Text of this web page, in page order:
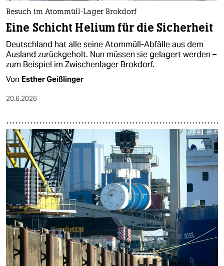
Besuch im Atommüll-Lager Brokdorf
Eine Schicht Helium für die Sicherheit
Deutschland hat alle seine Atommüll-Abfälle aus dem
Ausland zurückgeholt. Nun müssen sie gelagert werden –
zum Beispiel im Zwischenlager Brokdorf.
Von Esther Geißlinger
20.6.2026